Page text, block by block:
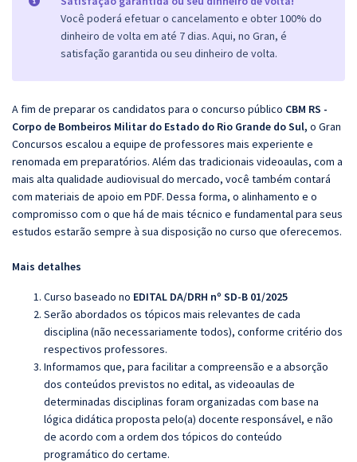
Você poderá efetuar o cancelamento e obter 100% do
dinheiro de volta em até 7 dias. Aqui, no Gran, é
satisfação garantida ou seu dinheiro de volta.
A fim de preparar os candidatos para o concurso público CBM RS -
Corpo de Bombeiros Militar do Estado do Rio Grande do Sul, o Gran
Concursos escalou a equipe de professores mais experiente e
renomada em preparatórios. Além das tradicionais videoaulas, com a
mais alta qualidade audiovisual do mercado, você também contará
com materiais de apoio em PDF. Dessa forma, o alinhamento e o
compromisso com o que há de mais técnico e fundamental para seus
estudos estarão sempre à sua disposição no curso que oferecemos.
Mais detalhes
Curso baseado no EDITAL DA/DRH nº SD-B 01/2025
Serão abordados os tópicos mais relevantes de cada
disciplina (não necessariamente todos), conforme critério dos
respectivos professores.
Informamos que, para facilitar a compreensão e a absorção
dos conteúdos previstos no edital, as videoaulas de
determinadas disciplinas foram organizadas com base na
lógica didática proposta pelo(a) docente responsável, e não
de acordo com a ordem dos tópicos do conteúdo
programático do certame.